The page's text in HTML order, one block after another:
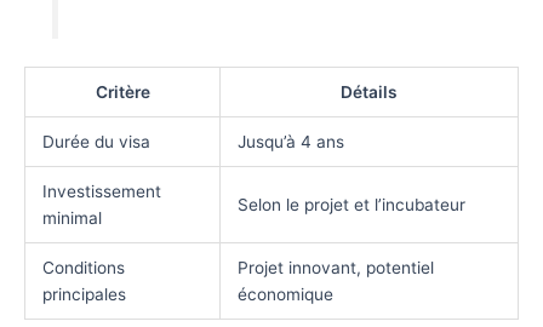
Critère Détails
Durée du visa Jusqu’à 4 ans
Investissement
minimal
Selon le projet et l’incubateur
Conditions
principales
Projet innovant, potentiel
économique